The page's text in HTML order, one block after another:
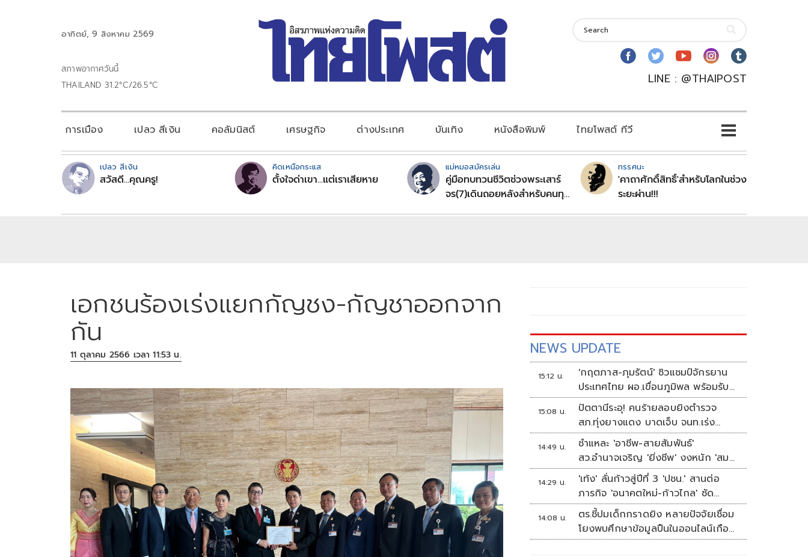
อาทิตย์, 9 สิงหาคม 2569
สภาพอากาศวันนี้
THAILAND 31.2°C/26.5°C
LINE : @THAIPOST
การเมือง เปลว สีเงิน คอลัมนิสต์ เศรษฐกิจ ต่างประเทศ บันเทิง หนังสือพิมพ์ ไทยโพสต์ ทีวี
เปลว สีเงิน
สวัสดี...คุณครู!
คิดเหนือกระแส
ตั้งใจด่าเขา...แต่เราเสียหาย
แม่หมอสมัครเล่น
คู่มือทบทวนชีวิตช่วงพระเสาร์
จร(7)เดินถอยหลังสำหรับคนทุก
ทรรศนะ
'คาถาศักดิ์สิทธิ์'สำหรับโลกในช่วง
ระยะผ่าน!!!
เอกชนร้องเร่งแยกกัญชง-กัญชาออกจาก
กัน
11 ตุลาคม 2566 เวลา 11:53 น. NEWS UPDATE
15:12 น.
'กฤตภาส-ภุมรัตน์' ซิวแชมป์จักรยาน
ประเทศไทย ผอ.เขื่อนภูมิพล พร้อมรับ
เจ้าภาพต่อ ปี 2570
15:08 น.
ปัตตานีระอุ! คนร้ายลอบยิงตำรวจ
สภ.ทุ่งยางแดง บาดเจ็บ จนท.เร่ง
ติดตามผู้ก่อเหตุ
14:49 น.
ชำแหละ 'อาชีพ-สายสัมพันธ์'
สว.อำนาจเจริญ 'ยิ่งชีพ' งงหนัก 'สม
พาน' ขายก๋วยเตี๋ยวอะไร
14:29 น.
'เท้ง' ลั่นก้าวสู่ปีที่ 3 'ปชน.' สานต่อ
ภารกิจ 'อนาคตใหม่-ก้าวไกล' ซัด
ระบอบสีน้ำเงิน ทำหลักนิติรัฐ-นิติธรรม
สั่นคลอน
14:08 น.
ตร.ชี้ปมเด็กกราดยิง หลายปัจจัยเชื่อม
โยงพบศึกษาข้อมูลปืนในออนไลน์เกือบ
2 ปี